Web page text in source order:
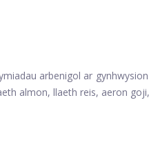
arbenigol ar
almon, llaeth reis, aeron